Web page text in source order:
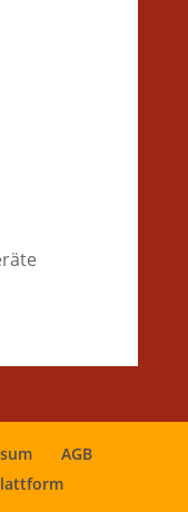
AGB